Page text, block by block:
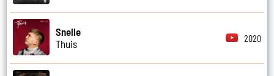
Snelle
Thuis
2020